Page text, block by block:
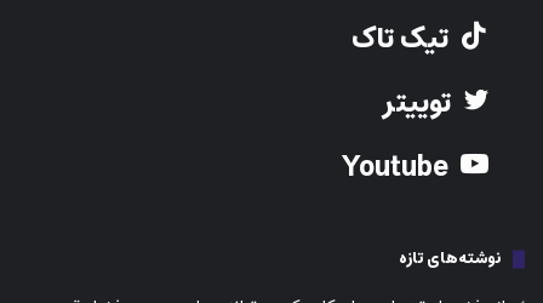
تیک تاک
توییتر
نوشته‌های تازه